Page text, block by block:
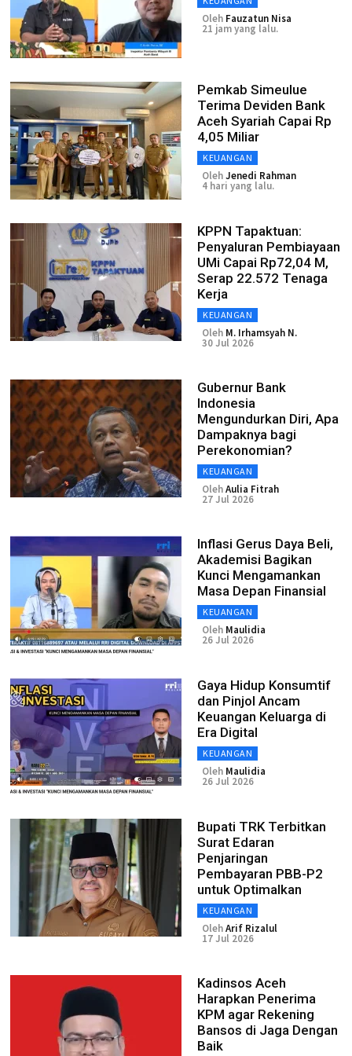
Oleh Fauzatun Nisa
21 jam yang lalu.
Pemkab Simeulue
Terima Deviden Bank
Aceh Syariah Capai Rp
4,05 Miliar
KEUANGAN
OlehJenedi Rahman
4 hari yang lalu.
KPPN Tapaktuan:
Penyaluran Pembiayaan
UMi Capai Rp72,04 M,
Serap 22.572 Tenaga
Kerja
KEUANGAN
Oleh M. Irhamsyah N.
30 Jul 2026
Gubernur Bank
Indonesia
Mengundurkan Diri, Apa
Dampaknya bagi
Perekonomian?
KEUANGAN
OlehAulia Fitrah
27 Jul 2026
Inflasi Gerus Daya Beli,
Akademisi Bagikan
Kunci Mengamankan
Masa Depan Finansial
KEUANGAN
Oleh Maulidia
26 Jul 2026
Gaya Hidup Konsumtif
dan Pinjol Ancam
Keuangan Keluarga di
Era Digital
KEUANGAN
Oleh Maulidia
26 Jul 2026
Bupati TRK Terbitkan
Surat Edaran
Penjaringan
Pembayaran PBB-P2
untuk Optimalkan
KEUANGAN
OlehArif Rizalul
17 Jul 2026
Kadinsos Aceh
Harapkan Penerima
KPM agar Rekening
Bansos di Jaga Dengan
Baik